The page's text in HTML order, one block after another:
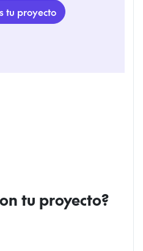
tu proyecto
tu proyecto?